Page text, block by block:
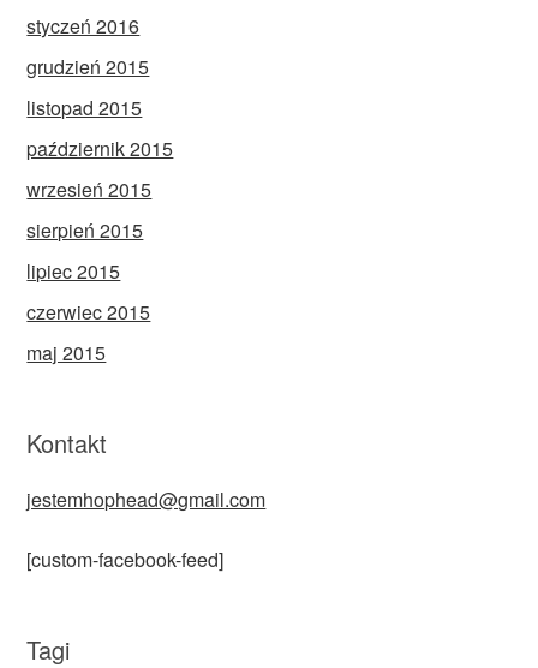
styczeń 2016
grudzień 2015
listopad 2015
październik 2015
wrzesień 2015
sierpień 2015
lipiec 2015
czerwiec 2015
maj 2015
Kontakt
jestemhophead@gmail.com
[custom-facebook-feed]
Tagi